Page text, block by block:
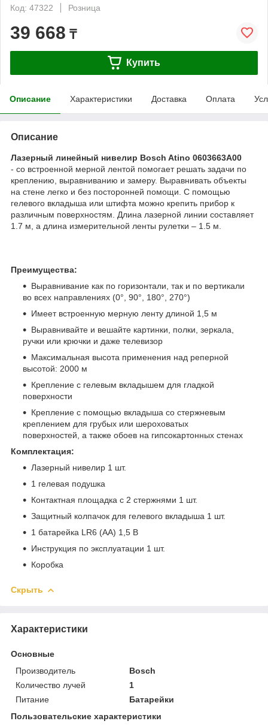
Код: 47322
Розница
39 668 ₸
Купить
Описание Характеристики Доставка Оплата
Описание
Лазерный линейный нивелир Bosch Atino 0603663A00
- со встроенной мерной лентой помогает решать задачи по
креплению, выравниванию и замеру. Выравнивать объекты
на стене легко и без посторонней помощи. С помощью
гелевого вкладыша или штифта можно крепить прибор к
различным поверхностям. Длина лазерной линии составляет
1.7 м, а длина измерительной ленты рулетки – 1.5 м.
Преимущества:
Выравнивание как по горизонтали, так и по вертикали
во всех направлениях (0°, 90°, 180°, 270°)
Имеет встроенную мерную ленту длиной 1,5 м
Выравнивайте и вешайте картинки, полки, зеркала,
ручки или крючки и даже телевизор
Максимальная высота применения над реперной
высотой: 2000 м
Крепление с гелевым вкладышем для гладкой
поверхности
Крепление с помощью вкладыша со стержневым
креплением для грубых или шероховатых
поверхностей, а также обоев на гипсокартонных стенах
Комплектация:
Лазерный нивелир 1 шт.
1 гелевая подушка
Контактная площадка с 2 стержнями 1 шт.
Защитный колпачок для гелевого вкладыша 1 шт.
1 батарейка LR6 (AA) 1,5 В
Инструкция по эксплуатации 1 шт.
Коробка
Скрыть
Характеристики
Основные
Производитель
Bosch
Количество лучей
1
Питание
Батарейки
Пользовательские характеристики